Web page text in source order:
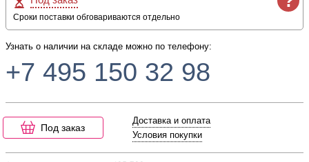
Сроки поставки обговариваются отдельно
Узнать о наличии на складе можно по телефону:
+7 495 150 32 98
Под заказ
Доставка и оплата
Условия покупки